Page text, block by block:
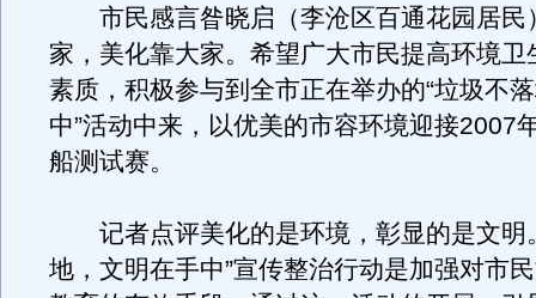
市民感言昝晓启（李沧区百通花园居民
家，美化靠大家。希望广大市民提高环境卫
素质，积极参与到全市正在举办的“垃圾不
中”活动中来，以优美的市容环境迎接2007
船测试赛。
记者点评美化的是环境，彰显的是文明
地，文明在手中”宣传整治行动是加强对市